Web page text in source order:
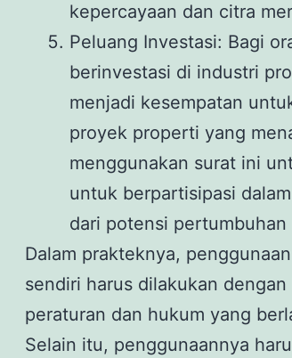
kepercayaan dan citra
Peluang Investasi: Bagi
berinvestasi di industri
menjadi kesempatan
proyek properti yang
menggunakan surat ini
untuk berpartisipasi
dari potensi
Dalam prakteknya,
sendiri harus dilakukan
peraturan dan hukum yang
Selain itu, penggunaannya